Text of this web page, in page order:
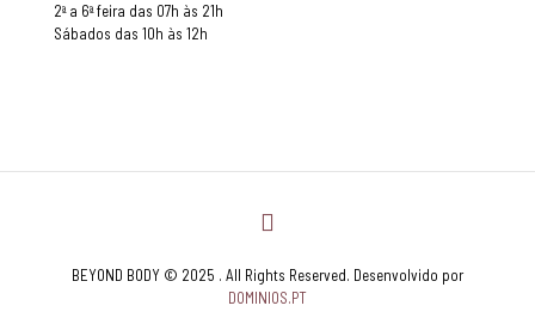
2ª a 6ª feira das 07h às 21h
Sábados das 10h às 12h
BEYOND BODY © 2025 . All Rights Reserved. Desenvolvido por
DOMINIOS.PT